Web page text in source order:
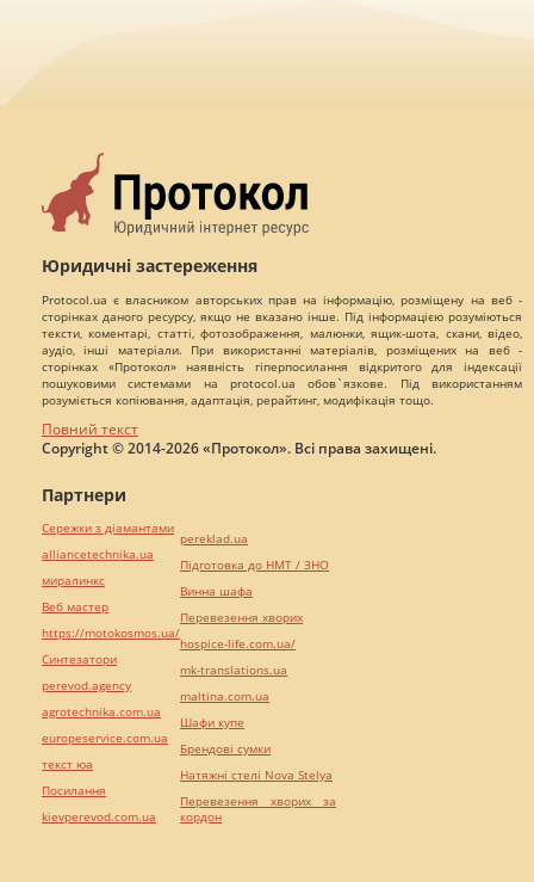
Юридичні застереження
Protocol.ua є власником авторських прав на інформацію, розміщену на веб -
сторінках даного ресурсу, якщо не вказано інше. Під інформацією розуміються
тексти, коментарі, статті, фотозображення, малюнки, ящик-шота, скани, відео,
аудіо, інші матеріали. При використанні матеріалів, розміщених на веб -
сторінках «Протокол» наявність гіперпосилання відкритого для індексації
пошуковими системами на protocol.ua обов`язкове. Під використанням
розуміється копіювання, адаптація, рерайтинг, модифікація тощо.
Повний текст
Copyright © 2014-2026 «Протокол». Всі права захищені.
Партнери
Сережки з діамантами
alliancetechnika.ua
миралинкс
Веб мастер
https://motokosmos.ua/
Синтезатори
perevod.agency
agrotechnika.com.ua
europeservice.com.ua
текст юа
Посилання
kievperevod.com.ua
pereklad.ua
Підготовка до НМТ / ЗНО
Винна шафа
Перевезення хворих
hospice-life.com.ua/
mk-translations.ua
maltina.com.ua
Шафи купе
Брендові сумки
Натяжні стелі Nova Stelya
Перевезення хворих за
кордон